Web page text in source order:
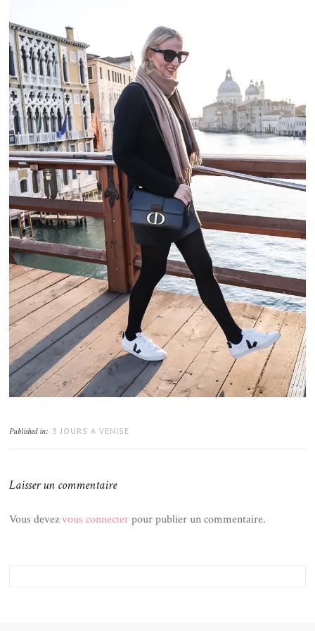
Published in: 3 JOURS A VENISE
Laisser un commentaire
Vous devezvous connecterpour publier un commentaire.